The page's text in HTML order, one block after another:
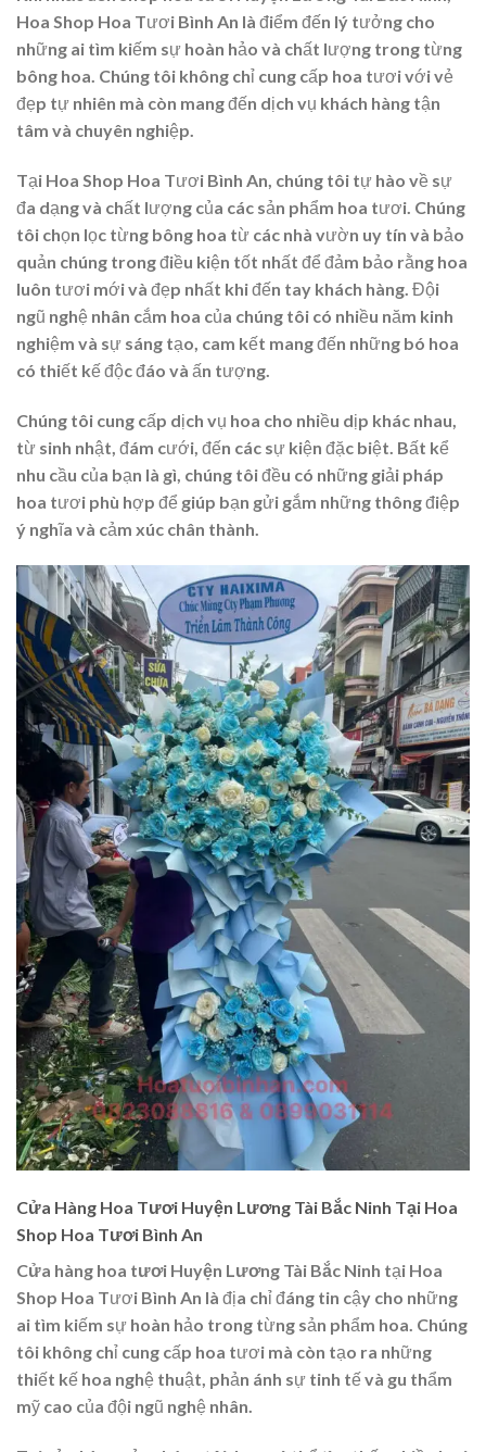
Hoa Shop Hoa Tươi Bình An là điểm đến lý tưởng cho
những ai tìm kiếm sự hoàn hảo và chất lượng trong từng
bông hoa. Chúng tôi không chỉ cung cấp hoa tươi với vẻ
đẹp tự nhiên mà còn mang đến dịch vụ khách hàng tận
tâm và chuyên nghiệp.
Tại Hoa Shop Hoa Tươi Bình An, chúng tôi tự hào về sự
đa dạng và chất lượng của các sản phẩm hoa tươi. Chúng
tôi chọn lọc từng bông hoa từ các nhà vườn uy tín và bảo
quản chúng trong điều kiện tốt nhất để đảm bảo rằng hoa
luôn tươi mới và đẹp nhất khi đến tay khách hàng. Đội
ngũ nghệ nhân cắm hoa của chúng tôi có nhiều năm kinh
nghiệm và sự sáng tạo, cam kết mang đến những bó hoa
có thiết kế độc đáo và ấn tượng.
Chúng tôi cung cấp dịch vụ hoa cho nhiều dịp khác nhau,
từ sinh nhật, đám cưới, đến các sự kiện đặc biệt. Bất kể
nhu cầu của bạn là gì, chúng tôi đều có những giải pháp
hoa tươi phù hợp để giúp bạn gửi gắm những thông điệp
ý nghĩa và cảm xúc chân thành.
Cửa Hàng Hoa Tươi Huyện Lương Tài Bắc Ninh Tại Hoa
Shop Hoa Tươi Bình An
Cửa hàng hoa tươi Huyện Lương Tài Bắc Ninh tại Hoa
Shop Hoa Tươi Bình An là địa chỉ đáng tin cậy cho những
ai tìm kiếm sự hoàn hảo trong từng sản phẩm hoa. Chúng
tôi không chỉ cung cấp hoa tươi mà còn tạo ra những
thiết kế hoa nghệ thuật, phản ánh sự tinh tế và gu thẩm
mỹ cao của đội ngũ nghệ nhân.